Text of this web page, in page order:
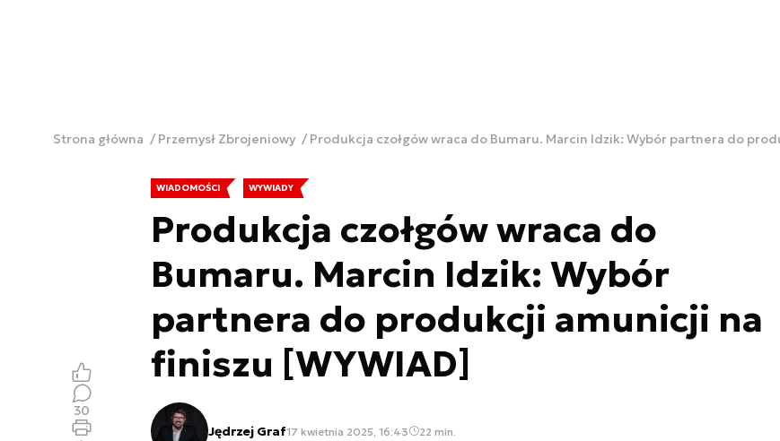
Strona główna Przemysł Zbrojeniowy Produkcja czołgów wraca do Bumaru. Marcin Idzik: Wybór partnera do
WIADOMOŚCI WYWIADY
Produkcja czołgów wraca do
Bumaru. Marcin Idzik: Wybór
partnera do produkcji amunicji na
finiszu [WYWIAD]
Jędrzej Graf17 kwietnia 2025, 16:43 22 min.
30